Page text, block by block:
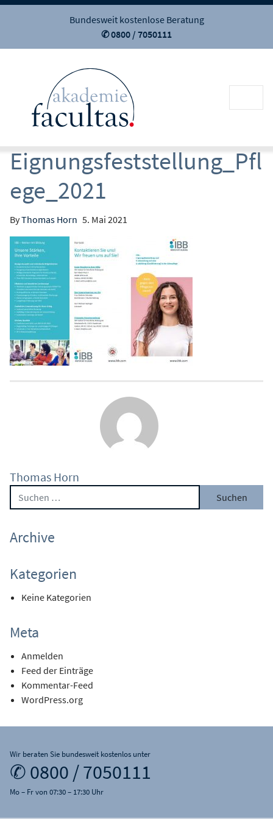
Bundesweit kostenlose Beratung
✆ 0800 / 7050111
Eignungsfeststellung_Pfl
ege_2021
ByThomas Horn 5. Mai 2021
Thomas Horn
Suche nach:
Archive
Kategorien
Keine Kategorien
Meta
Anmelden
Feed der Einträge
Kommentar-Feed
WordPress.org
Wir beraten Sie bundesweit kostenlos unter
✆ 0800 / 7050111
Mo – Fr von 07:30 – 17:30 Uhr